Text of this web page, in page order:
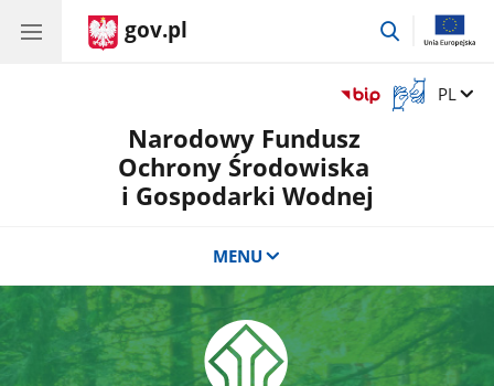
gov.pl
przejdź
Otwórz
okno
Zmień
PL
Narodowy Fundusz
Ochrony Środowiska
i Gospodarki Wodnej
MENU